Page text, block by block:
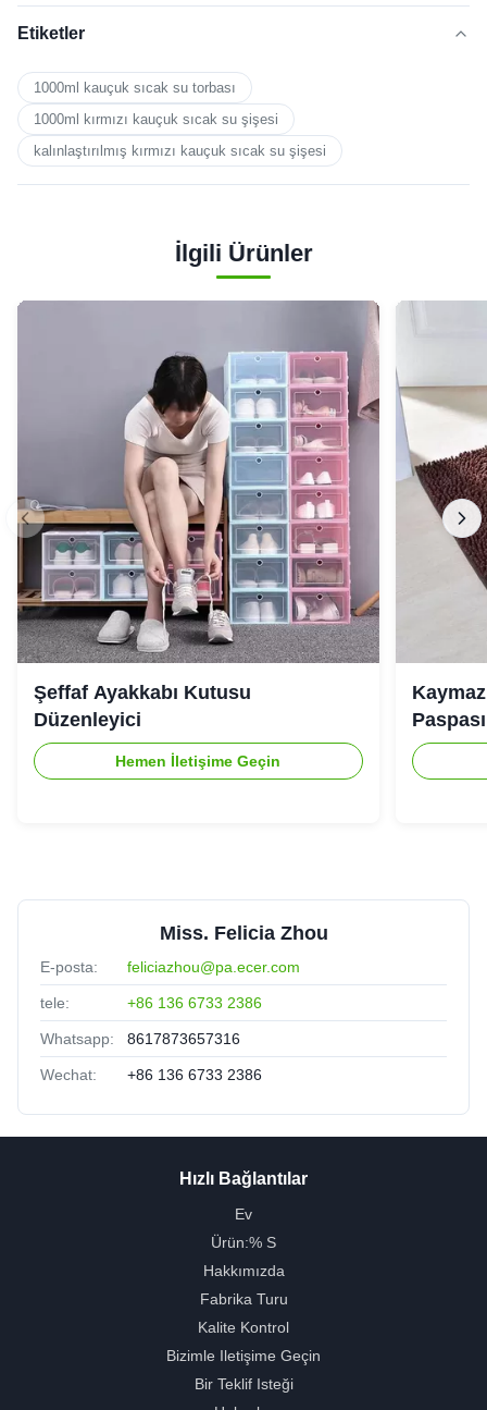
Etiketler
1000ml kauçuk sıcak su torbası
1000ml kırmızı kauçuk sıcak su şişesi
kalınlaştırılmış kırmızı kauçuk sıcak su şişesi
İlgili Ürünler
Şeffaf Ayakkabı Kutusu
Düzenleyici
Hemen İletişime Geçin
Miss. Felicia Zhou
E-posta: feliciazhou@pa.ecer.com
tele: +86 136 6733 2386
Whatsapp: 8617873657316
Wechat: +86 136 6733 2386
Hızlı Bağlantılar
Ev
Ürün:% S
Hakkımızda
Fabrika Turu
Kalite Kontrol
Bizimle Iletişime Geçin
Bir Teklif Isteği